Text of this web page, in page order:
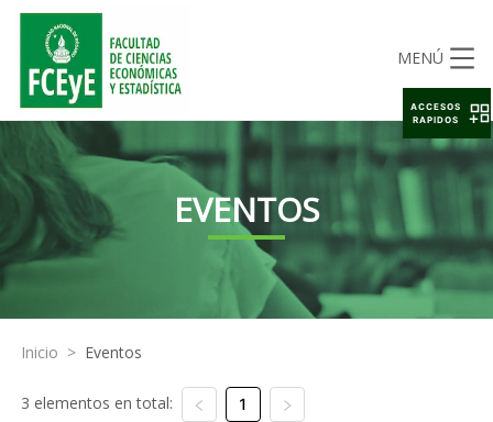
MENÚ
EVENTOS
Inicio > Eventos
3 elementos en total: 1
ACCESOS
RAPIDOS